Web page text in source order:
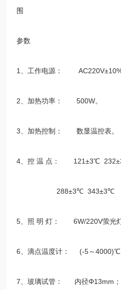
围
参数
1 、工作电源：
2 、加热功率： 500W。
3 、加热控制： 数显温控表。
4 、控 温 点： 121±3℃
288±3℃ 343±3℃
5 、照 明 灯： 6W/220V萤光
6 、滴点温度计： (-5～4000)℃
7 、玻璃试管： 内径Φ13mm